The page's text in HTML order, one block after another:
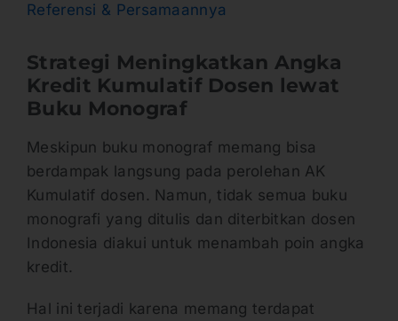
Referensi & Persamaannya
Strategi Meningkatkan Angka
Kredit Kumulatif Dosen lewat
Buku Monograf
Meskipun buku monograf memang bisa
berdampak langsung pada perolehan AK
Kumulatif dosen. Namun, tidak semua buku
monografi yang ditulis dan diterbitkan dosen
Indonesia diakui untuk menambah poin angka
kredit.
Hal ini terjadi karena memang terdapat